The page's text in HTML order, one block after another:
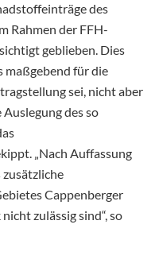
des
Rahmen der FFH-
geblieben. Dies
maßgebend für die
sei, nicht aber
des so
„Nach Auffassung
zusätzliche
Cappenberger
zulässig sind“, so